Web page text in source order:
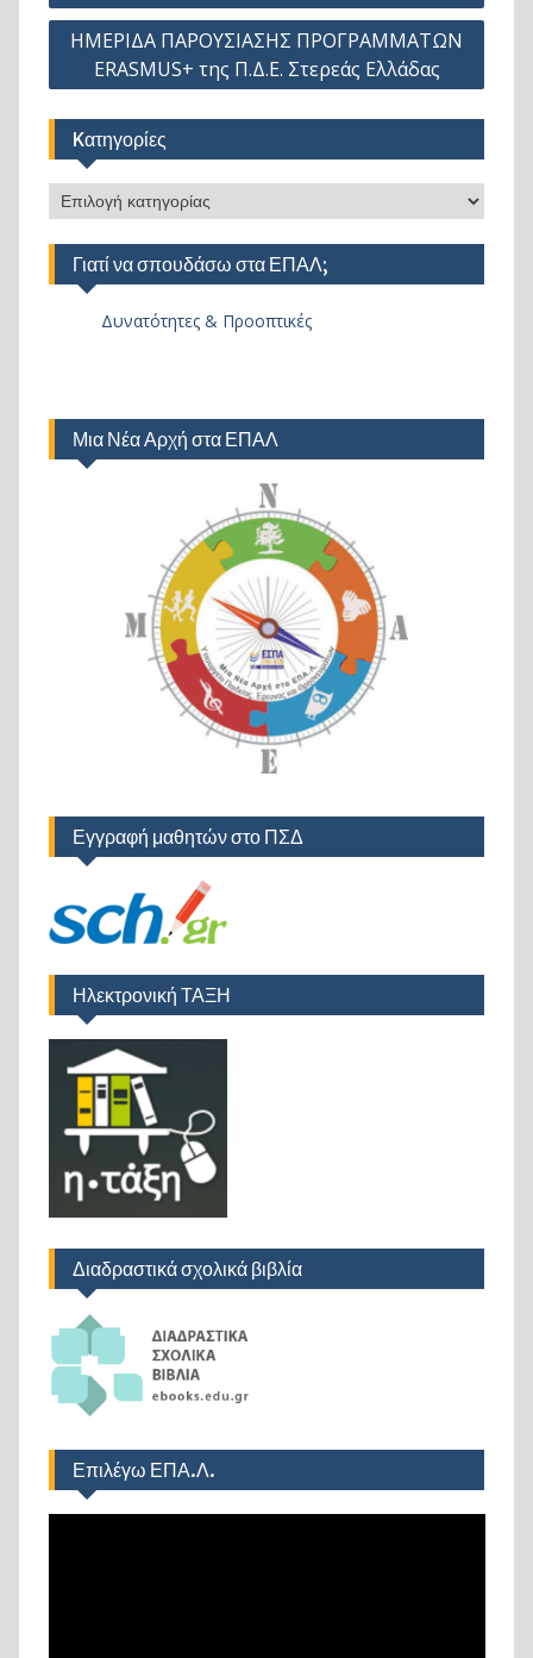
άρθρων
ΗΜΕΡΙΔΑ ΠΑΡΟΥΣΙΑΣΗΣ ΠΡΟΓΡΑΜΜΑΤΩΝ
ERASMUS+ της Π.Δ.Ε. Στερεάς Ελλάδας
Kατηγορίες
Kατηγορίες
Γιατί να σπουδάσω στα ΕΠΑΛ;
Δυνατότητες & Προοπτικές
Μια Νέα Αρχή στα ΕΠΑΛ
Εγγραφή μαθητών στο ΠΣΔ
Ηλεκτρονική ΤΑΞΗ
Διαδραστικά σχολικά βιβλία
Επιλέγω ΕΠΑ.Λ.